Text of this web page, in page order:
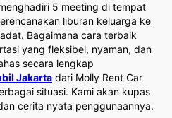
5 meeting di tempat
liburan keluarga ke
Bagaimana cara terbaik
yang fleksibel, nyaman, dan
secara lengkap
Jakarta dari Molly Rent Car
situasi. Kami akan kupas
cerita nyata penggunaannya.